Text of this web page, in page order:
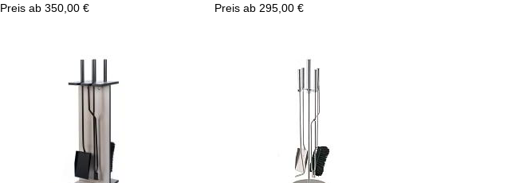
Preis ab 350,00 € Preis ab 295,00 €